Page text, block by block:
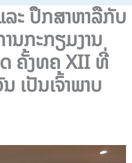
ະ ປຶກສາຫາລືກັບ
ນກະກຽມງານ
ດ ຄັ້ງທຄ XII ທີ່
ເປັນເຈົ້າພາບ